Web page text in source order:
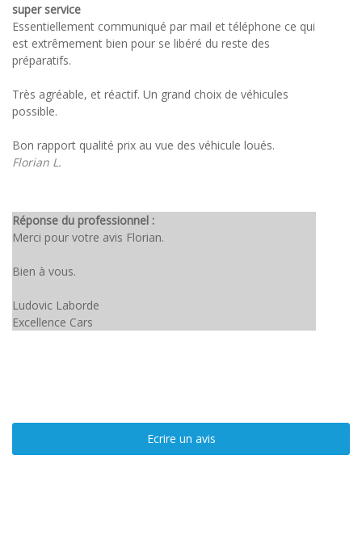
super service
Essentiellement communiqué par mail et téléphone ce qui
est extrêmement bien pour se libéré du reste des
préparatifs.
Très agréable, et réactif. Un grand choix de véhicules
possible.
Bon rapport qualité prix au vue des véhicule loués.
Florian L.
Réponse du professionnel :
Merci pour votre avis Florian.
Bien à vous.
Ludovic Laborde
Excellence Cars
Ecrire un avis